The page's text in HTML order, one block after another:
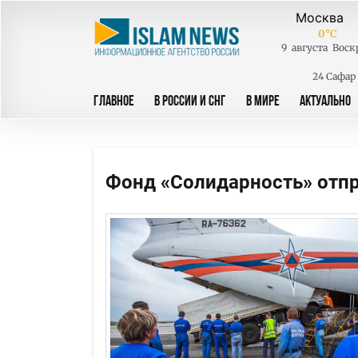
0°C
9 августа
24 Сафар
ГЛАВНОЕ В РОССИИ И СНГ В МИРЕ АКТУАЛЬНО
Фонд «Солидарность»